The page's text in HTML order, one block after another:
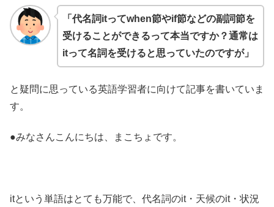
「代名詞itってwhen節やif節などの副詞節を
受けることができるって本当ですか？通常は
itって名詞を受けると思っていたのですが」
と疑問に思っている英語学習者に向けて記事を書いていま
す。
●みなさんこんにちは、まこちょです。
itという単語はとても万能で、代名詞のit・天候のit・状況